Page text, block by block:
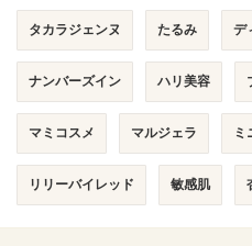
タカラジェンヌ たるみ デ
ナンバーズイン ハリ美容
マミコスメ マルジェラ ミ
リリーバイレッド 敏感肌